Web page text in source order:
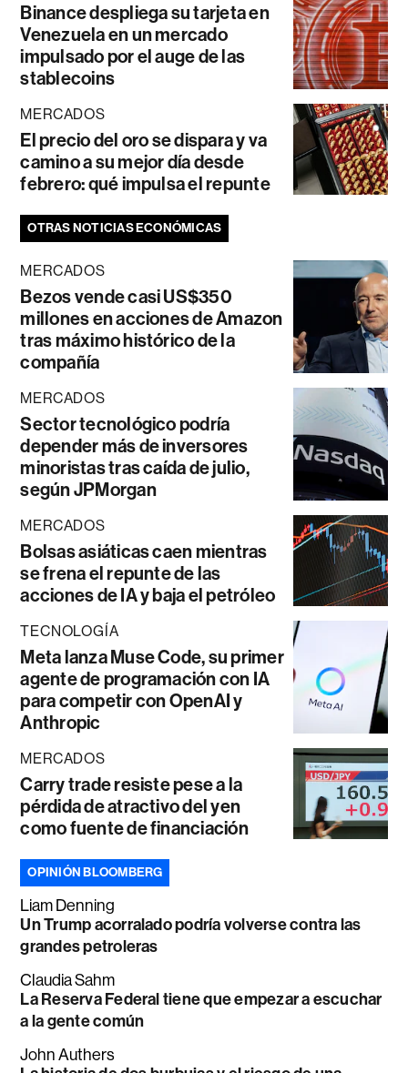
Binance despliega su tarjeta en
Venezuela en un mercado
impulsado por el auge de las
stablecoins
MERCADOS
El precio del oro se dispara y va
camino a su mejor día desde
febrero: qué impulsa el repunte
OTRAS NOTICIAS ECONÓMICAS
MERCADOS
Bezos vende casi US$350
millones en acciones de Amazon
tras máximo histórico de la
compañía
MERCADOS
Sector tecnológico podría
depender más de inversores
minoristas tras caída de julio,
según JPMorgan
MERCADOS
Bolsas asiáticas caen mientras
se frena el repunte de las
acciones de IA y baja el petróleo
TECNOLOGÍA
Meta lanza Muse Code, su primer
agente de programación con IA
para competir con OpenAI y
Anthropic
MERCADOS
Carry trade resiste pese a la
pérdida de atractivo del yen
como fuente de financiación
OPINIÓN BLOOMBERG
Liam Denning
Un Trump acorralado podría volverse contra las
grandes petroleras
Claudia Sahm
La Reserva Federal tiene que empezar a escuchar
a la gente común
John Authers